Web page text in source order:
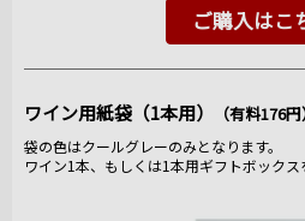
ご購入はこ
ワイン用紙袋（1本用） （有料176円
袋の色はクールグレーのみとなります。
ワイン1本、もしくは1本用ギフトボックス